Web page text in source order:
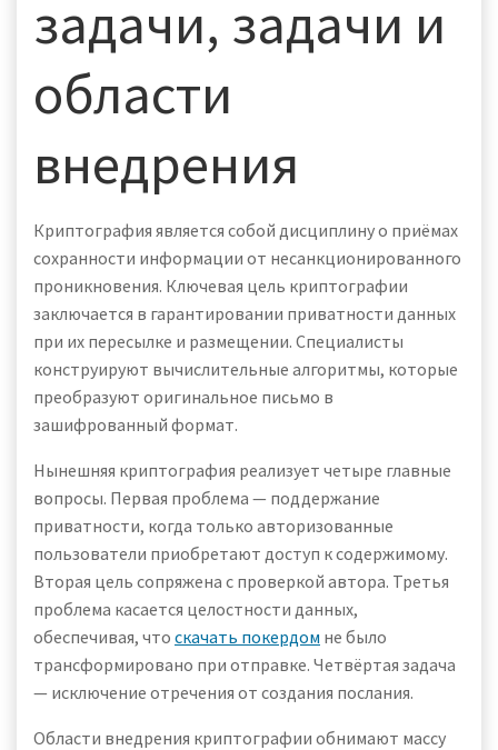
задачи, задачи и
области
внедрения
Криптография является собой дисциплину о приёмах
сохранности информации от несанкционированного
проникновения. Ключевая цель криптографии
заключается в гарантировании приватности данных
при их пересылке и размещении. Специалисты
конструируют вычислительные алгоритмы, которые
преобразуют оригинальное письмо в
зашифрованный формат.
Нынешняя криптография реализует четыре главные
вопросы. Первая проблема — поддержание
приватности, когда только авторизованные
пользователи приобретают доступ к содержимому.
Вторая цель сопряжена с проверкой автора. Третья
проблема касается целостности данных,
обеспечивая, что скачать покердом не было
трансформировано при отправке. Четвёртая задача
— исключение отречения от создания послания.
Области внедрения криптографии обнимают массу